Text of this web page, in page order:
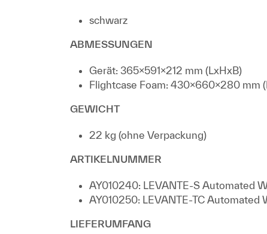
schwarz
ABMESSUNGEN
Gerät: 365x591x212 mm (LxHxB)
Flightcase Foam: 430x660x280 mm
GEWICHT
22 kg (ohne Verpackung)
ARTIKELNUMMER
AY010240: LEVANTE-S Automated
AY010250: LEVANTE-TC Automated
LIEFERUMFANG